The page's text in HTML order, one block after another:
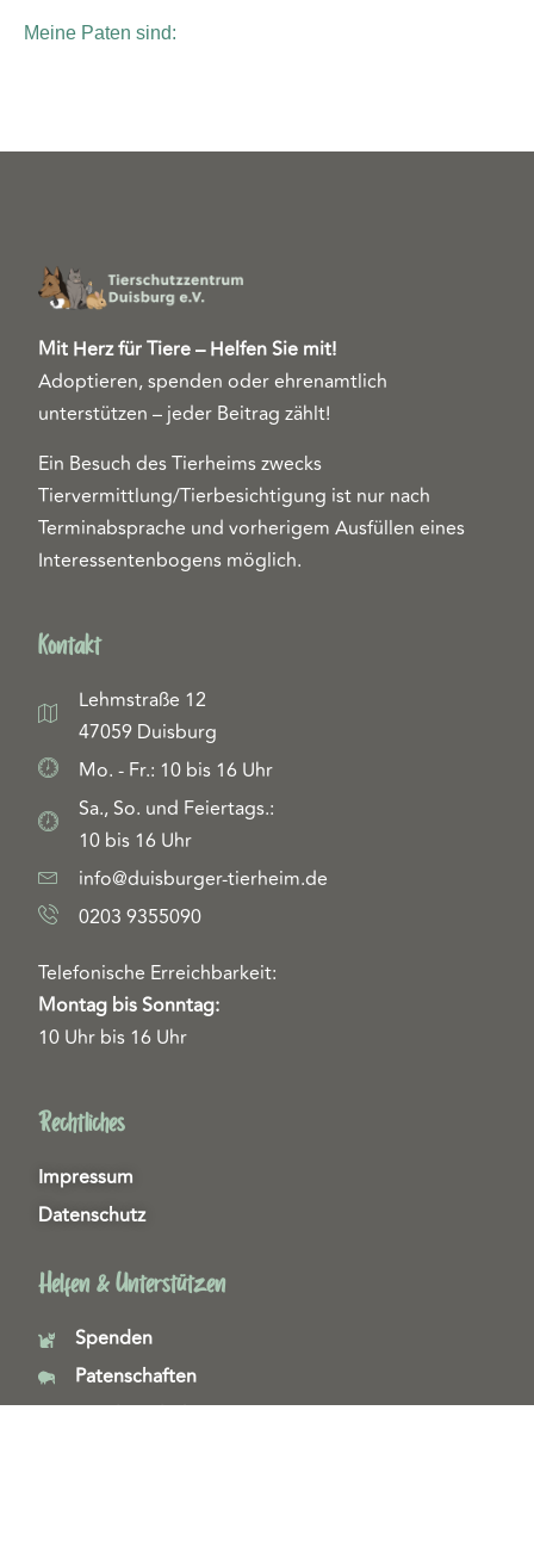
Meine Paten sind:
Mit Herz für Tiere – Helfen Sie mit!
Adoptieren, spenden oder ehrenamtlich
unterstützen – jeder Beitrag zählt!
Ein Besuch des Tierheims zwecks
Tiervermittlung/Tierbesichtigung ist nur nach
Terminabsprache und vorherigem Ausfüllen eines
Interessentenbogens möglich.
Kontakt
Lehmstraße 12
47059 Duisburg
Mo. - Fr.: 10 bis 16 Uhr
Sa., So. und Feiertags.:
10 bis 16 Uhr
info@duisburger-tierheim.de
0203 9355090
Telefonische Erreichbarkeit:
Montag bis Sonntag:
10 Uhr bis 16 Uhr
Rechtliches
Impressum
Datenschutz
Helfen & Unterstützen
Spenden
Patenschaften
Miedgliedschaften